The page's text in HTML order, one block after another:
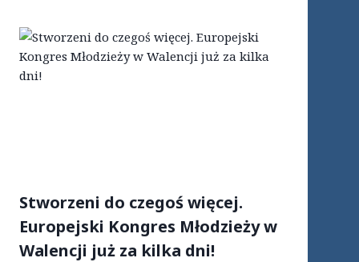
Stworzeni do czegoś więcej.
Europejski Kongres Młodzieży w
Walencji już za kilka dni!